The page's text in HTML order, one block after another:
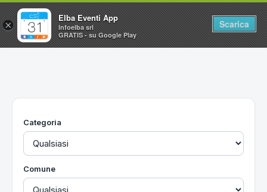
Home
Utilità
Categoria
Comune
×
Elba Eventi App
Infoelba srl
GRATIS - su Google Play
Scarica